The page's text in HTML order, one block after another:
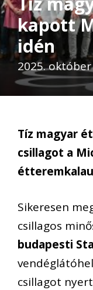
kapott
idén
2025. október
Tíz magyar
csillagot a
Sikeresen
csillagos
budapesti
csillagot